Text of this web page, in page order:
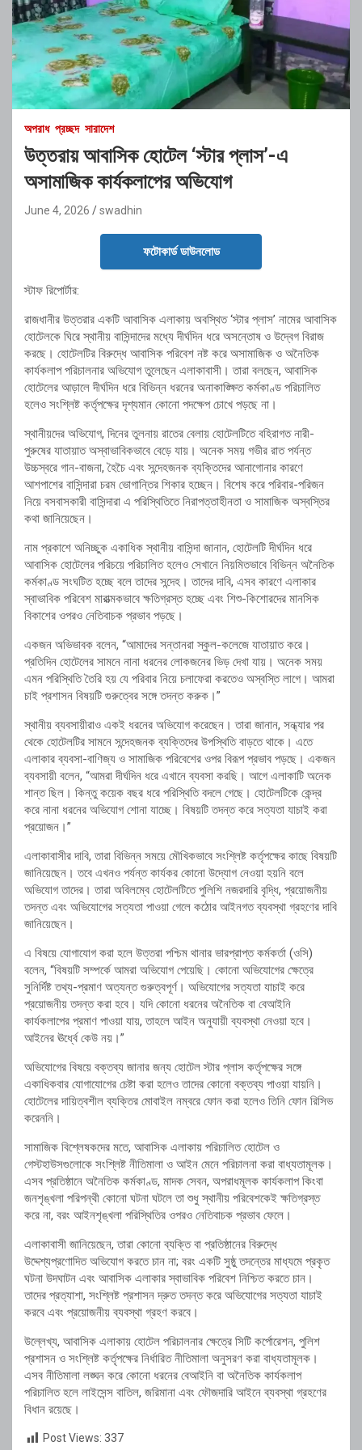
অপরাধ প্রচ্ছদ সারাদেশ
উত্তরায় আবাসিক হোটেল ‘স্টার প্লাস’-এ
অসামাজিক কার্যকলাপের অভিযোগ
June 4, 2026 swadhin
ফটোকার্ড ডাউনলোড
স্টাফ রিপোর্টার:
রাজধানীর উত্তরার একটি আবাসিক এলাকায় অবস্থিত ‘স্টার প্লাস’ নামের আবাসিক
হোটেলকে ঘিরে স্থানীয় বাসিন্দাদের মধ্যে দীর্ঘদিন ধরে অসন্তোষ ও উদ্বেগ বিরাজ
করছে। হোটেলটির বিরুদ্ধে আবাসিক পরিবেশ নষ্ট করে অসামাজিক ও অনৈতিক
কার্যকলাপ পরিচালনার অভিযোগ তুলেছেন এলাকাবাসী। তারা বলছেন, আবাসিক
হোটেলের আড়ালে দীর্ঘদিন ধরে বিভিন্ন ধরনের অনাকাঙ্ক্ষিত কর্মকাণ্ড পরিচালিত
হলেও সংশ্লিষ্ট কর্তৃপক্ষের দৃশ্যমান কোনো পদক্ষেপ চোখে পড়ছে না।
স্থানীয়দের অভিযোগ, দিনের তুলনায় রাতের বেলায় হোটেলটিতে বহিরাগত নারী-
পুরুষের যাতায়াত অস্বাভাবিকভাবে বেড়ে যায়। অনেক সময় গভীর রাত পর্যন্ত
উচ্চস্বরে গান-বাজনা, হৈচৈ এবং সন্দেহজনক ব্যক্তিদের আনাগোনার কারণে
আশপাশের বাসিন্দারা চরম ভোগান্তির শিকার হচ্ছেন। বিশেষ করে পরিবার-পরিজন
নিয়ে বসবাসকারী বাসিন্দারা এ পরিস্থিতিতে নিরাপত্তাহীনতা ও সামাজিক অস্বস্তির
কথা জানিয়েছেন।
নাম প্রকাশে অনিচ্ছুক একাধিক স্থানীয় বাসিন্দা জানান, হোটেলটি দীর্ঘদিন ধরে
আবাসিক হোটেলের পরিচয়ে পরিচালিত হলেও সেখানে নিয়মিতভাবে বিভিন্ন অনৈতিক
কর্মকাণ্ড সংঘটিত হচ্ছে বলে তাদের সন্দেহ। তাদের দাবি, এসব কারণে এলাকার
স্বাভাবিক পরিবেশ মারাত্মকভাবে ক্ষতিগ্রস্ত হচ্ছে এবং শিশু-কিশোরদের মানসিক
বিকাশের ওপরও নেতিবাচক প্রভাব পড়ছে।
একজন অভিভাবক বলেন, “আমাদের সন্তানরা স্কুল-কলেজে যাতায়াত করে।
প্রতিদিন হোটেলের সামনে নানা ধরনের লোকজনের ভিড় দেখা যায়। অনেক সময়
এমন পরিস্থিতি তৈরি হয় যে পরিবার নিয়ে চলাফেরা করতেও অস্বস্তি লাগে। আমরা
চাই প্রশাসন বিষয়টি গুরুত্বের সঙ্গে তদন্ত করুক।”
স্থানীয় ব্যবসায়ীরাও একই ধরনের অভিযোগ করেছেন। তারা জানান, সন্ধ্যার পর
থেকে হোটেলটির সামনে সন্দেহজনক ব্যক্তিদের উপস্থিতি বাড়তে থাকে। এতে
এলাকার ব্যবসা-বাণিজ্য ও সামাজিক পরিবেশের ওপর বিরূপ প্রভাব পড়ছে। একজন
ব্যবসায়ী বলেন, “আমরা দীর্ঘদিন ধরে এখানে ব্যবসা করছি। আগে এলাকাটি অনেক
শান্ত ছিল। কিন্তু কয়েক বছর ধরে পরিস্থিতি বদলে গেছে। হোটেলটিকে কেন্দ্র
করে নানা ধরনের অভিযোগ শোনা যাচ্ছে। বিষয়টি তদন্ত করে সত্যতা যাচাই করা
প্রয়োজন।”
এলাকাবাসীর দাবি, তারা বিভিন্ন সময়ে মৌখিকভাবে সংশ্লিষ্ট কর্তৃপক্ষের কাছে বিষয়টি
জানিয়েছেন। তবে এখনও পর্যন্ত কার্যকর কোনো উদ্যোগ নেওয়া হয়নি বলে
অভিযোগ তাদের। তারা অবিলম্বে হোটেলটিতে পুলিশি নজরদারি বৃদ্ধি, প্রয়োজনীয়
তদন্ত এবং অভিযোগের সত্যতা পাওয়া গেলে কঠোর আইনগত ব্যবস্থা গ্রহণের দাবি
জানিয়েছেন।
এ বিষয়ে যোগাযোগ করা হলে উত্তরা পশ্চিম থানার ভারপ্রাপ্ত কর্মকর্তা (ওসি)
বলেন, “বিষয়টি সম্পর্কে আমরা অভিযোগ পেয়েছি। কোনো অভিযোগের ক্ষেত্রে
সুনির্দিষ্ট তথ্য-প্রমাণ অত্যন্ত গুরুত্বপূর্ণ। অভিযোগের সত্যতা যাচাই করে
প্রয়োজনীয় তদন্ত করা হবে। যদি কোনো ধরনের অনৈতিক বা বেআইনি
কার্যকলাপের প্রমাণ পাওয়া যায়, তাহলে আইন অনুযায়ী ব্যবস্থা নেওয়া হবে।
আইনের ঊর্ধ্বে কেউ নয়।”
অভিযোগের বিষয়ে বক্তব্য জানার জন্য হোটেল স্টার প্লাস কর্তৃপক্ষের সঙ্গে
একাধিকবার যোগাযোগের চেষ্টা করা হলেও তাদের কোনো বক্তব্য পাওয়া যায়নি।
হোটেলের দায়িত্বশীল ব্যক্তির মোবাইল নম্বরে ফোন করা হলেও তিনি ফোন রিসিভ
করেননি।
সামাজিক বিশ্লেষকদের মতে, আবাসিক এলাকায় পরিচালিত হোটেল ও
গেস্টহাউসগুলোকে সংশ্লিষ্ট নীতিমালা ও আইন মেনে পরিচালনা করা বাধ্যতামূলক।
এসব প্রতিষ্ঠানে অনৈতিক কর্মকাণ্ড, মাদক সেবন, অপরাধমূলক কার্যকলাপ কিংবা
জনশৃঙ্খলা পরিপন্থী কোনো ঘটনা ঘটলে তা শুধু স্থানীয় পরিবেশকেই ক্ষতিগ্রস্ত
করে না, বরং আইনশৃঙ্খলা পরিস্থিতির ওপরও নেতিবাচক প্রভাব ফেলে।
এলাকাবাসী জানিয়েছেন, তারা কোনো ব্যক্তি বা প্রতিষ্ঠানের বিরুদ্ধে
উদ্দেশ্যপ্রণোদিত অভিযোগ করতে চান না; বরং একটি সুষ্ঠু তদন্তের মাধ্যমে প্রকৃত
ঘটনা উদঘাটন এবং আবাসিক এলাকার স্বাভাবিক পরিবেশ নিশ্চিত করতে চান।
তাদের প্রত্যাশা, সংশ্লিষ্ট প্রশাসন দ্রুত তদন্ত করে অভিযোগের সত্যতা যাচাই
করবে এবং প্রয়োজনীয় ব্যবস্থা গ্রহণ করবে।
উল্লেখ্য, আবাসিক এলাকায় হোটেল পরিচালনার ক্ষেত্রে সিটি কর্পোরেশন, পুলিশ
প্রশাসন ও সংশ্লিষ্ট কর্তৃপক্ষের নির্ধারিত নীতিমালা অনুসরণ করা বাধ্যতামূলক।
এসব নীতিমালা লঙ্ঘন করে কোনো ধরনের বেআইনি বা অনৈতিক কার্যকলাপ
পরিচালিত হলে লাইসেন্স বাতিল, জরিমানা এবং ফৌজদারি আইনে ব্যবস্থা গ্রহণের
বিধান রয়েছে।
Post Views: 337